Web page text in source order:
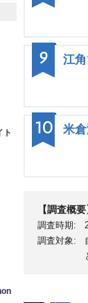
江
9
米
10
【調査概要
調査時期:
調査対象:
ト